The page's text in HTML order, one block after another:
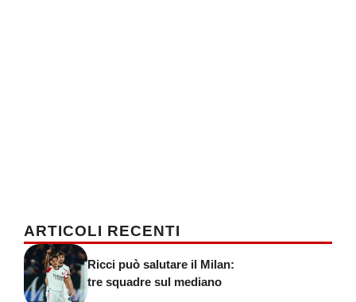
ARTICOLI RECENTI
Ricci può salutare il Milan:
tre squadre sul mediano